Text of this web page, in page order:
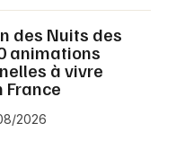
des Nuits des
animations
à vivre
France
2026